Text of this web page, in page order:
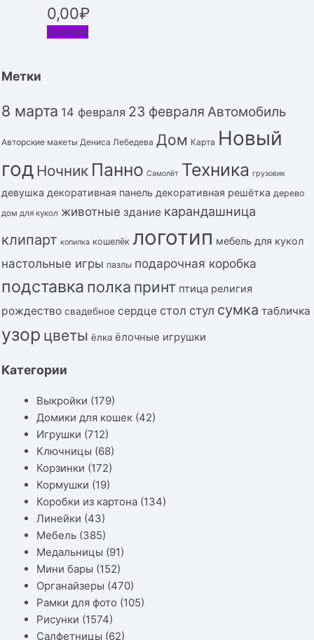
0,00₽
Скачать
Метки
8 марта 14 февраля 23 февраля Автомобиль
Авторские макеты Дениса Лебедева Дом Карта Новый
год Ночник Панно Самолёт Техника грузовик
девушка декоративная панель декоративная решётка дерево
дом для кукол животные здание карандашница
клипарт копилка кошелёк логотип мебель для кукол
настольные игры пазлы подарочная коробка
подставка полка принт птица религия
рождество свадебное сердце стол стул сумка табличка
узор цветы ёлка ёлочные игрушки
Категории
Выкройки (179)
Домики для кошек (42)
Игрушки (712)
Ключницы (68)
Корзинки (172)
Кормушки (19)
Коробки из картона (134)
Линейки (43)
Мебель (385)
Медальницы (91)
Мини бары (152)
Органайзеры (470)
Рамки для фото (105)
Рисунки (1574)
Салфетницы (62)